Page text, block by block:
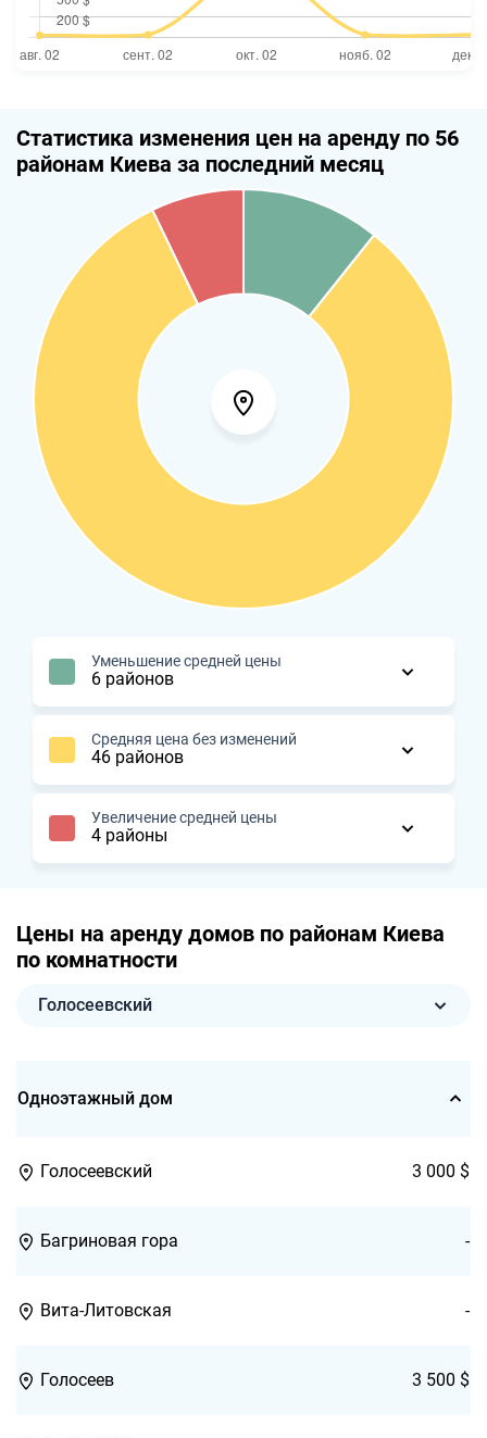
Статистика изменения цен на аренду по 56
районам Киева за последний месяц
Уменьшение средней цены
6 районов
Средняя цена без изменений
46 районов
Увеличение средней цены
4 районы
Цены на аренду домов по районам Киева
по комнатности
Голосеевский
Одноэтажный дом
Голосеевский 3 000 $
Багриновая гора -
Вита-Литовская -
Голосеев 3 500 $